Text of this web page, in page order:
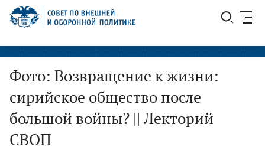
Перейти
СВОП
Фото: Возвращение к жизни:
сирийское общество после
большой войны? || Лекторий
СВОП